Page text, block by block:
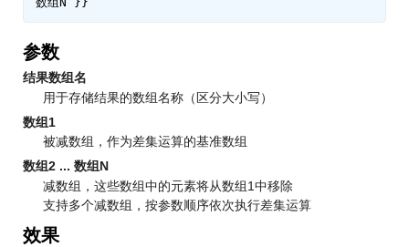
参数
结果数组名
用于存储结果的数组名称（区分大小写）
数组1
被减数组，作为差集运算的基准数组
数组2 ... 数组N
减数组，这些数组中的元素将从数组1中移除
支持多个减数组，按参数顺序依次执行差集运算
效果